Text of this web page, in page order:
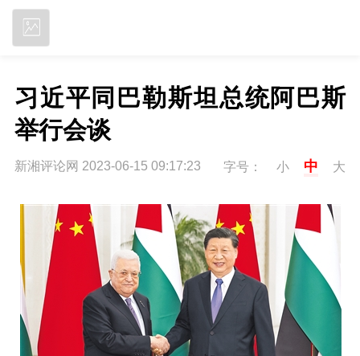
习近平同巴勒斯坦总统阿巴斯
举行会谈
新湘评论网 2023-06-15 09:17:23 字号： 小 中 大